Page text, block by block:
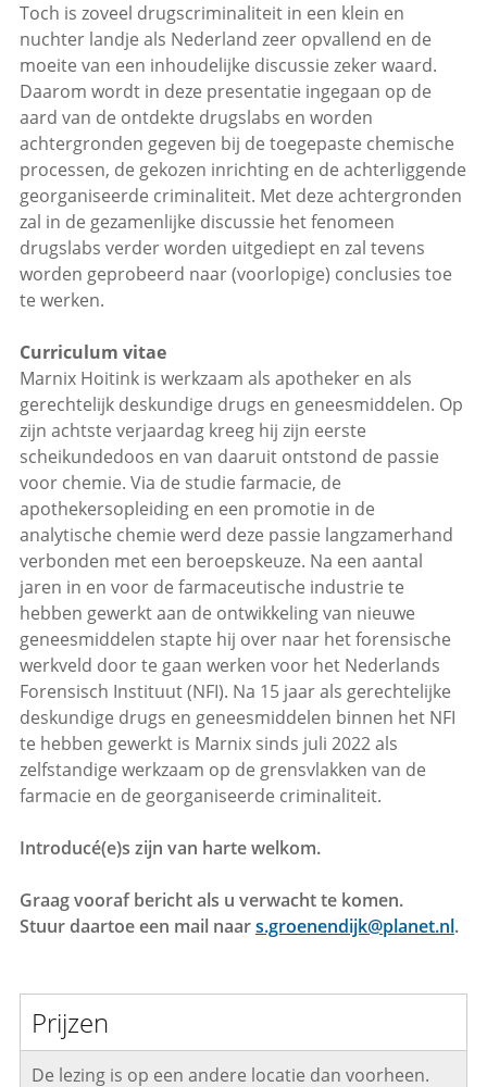
Toch is zoveel drugscriminaliteit in een klein en
nuchter landje als Nederland zeer opvallend en de
moeite van een inhoudelijke discussie zeker waard.
Daarom wordt in deze presentatie ingegaan op de
aard van de ontdekte drugslabs en worden
achtergronden gegeven bij de toegepaste chemische
processen, de gekozen inrichting en de achterliggende
georganiseerde criminaliteit. Met deze achtergronden
zal in de gezamenlijke discussie het fenomeen
drugslabs verder worden uitgediept en zal tevens
worden geprobeerd naar (voorlopige) conclusies toe
te werken.
Curriculum vitae
Marnix Hoitink is werkzaam als apotheker en als
gerechtelijk deskundige drugs en geneesmiddelen. Op
zijn achtste verjaardag kreeg hij zijn eerste
scheikundedoos en van daaruit ontstond de passie
voor chemie. Via de studie farmacie, de
apothekersopleiding en een promotie in de
analytische chemie werd deze passie langzamerhand
verbonden met een beroepskeuze. Na een aantal
jaren in en voor de farmaceutische industrie te
hebben gewerkt aan de ontwikkeling van nieuwe
geneesmiddelen stapte hij over naar het forensische
werkveld door te gaan werken voor het Nederlands
Forensisch Instituut (NFI). Na 15 jaar als gerechtelijke
deskundige drugs en geneesmiddelen binnen het NFI
te hebben gewerkt is Marnix sinds juli 2022 als
zelfstandige werkzaam op de grensvlakken van de
farmacie en de georganiseerde criminaliteit.
Introducé(e)s zijn van harte welkom.
Graag vooraf bericht als u verwacht te komen.
Stuur daartoe een mail naars.groenendijk@planet.nl.
Prijzen
De lezing is op een andere locatie dan voorheen.